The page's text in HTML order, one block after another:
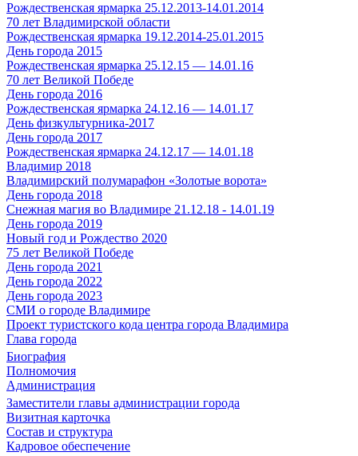
Рождественская ярмарка 25.12.2013-14.01.2014
70 лет Владимирской области
Рождественская ярмарка 19.12.2014-25.01.2015
День города 2015
Рождественская ярмарка 25.12.15 — 14.01.16
70 лет Великой Победе
День города 2016
Рождественская ярмарка 24.12.16 — 14.01.17
День физкультурника-2017
День города 2017
Рождественская ярмарка 24.12.17 — 14.01.18
Владимир 2018
Владимирский полумарафон «Золотые ворота»
День города 2018
Снежная магия во Владимире 21.12.18 - 14.01.19
День города 2019
Новый год и Рождество 2020
75 лет Великой Победе
День города 2021
День города 2022
День города 2023
СМИ о городе Владимире
Проект туристского кода центра города Владимира
Глава города
Биография
Полномочия
Администрация
Заместители главы администрации города
Визитная карточка
Состав и структура
Кадровое обеспечение